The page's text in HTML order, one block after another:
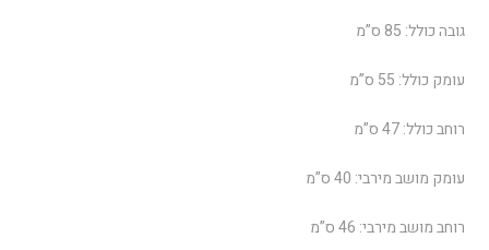
גובה כולל: 85 ס”מ
עומק כולל: 55 ס”מ
רוחב כולל: 47 ס”מ
עומק מושב מירבי: 40 ס”מ
רוחב מושב מירבי: 46 ס”מ